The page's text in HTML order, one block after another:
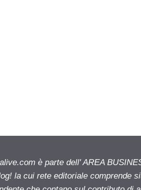
è parte dell' AREA
la cui rete editoriale comprende